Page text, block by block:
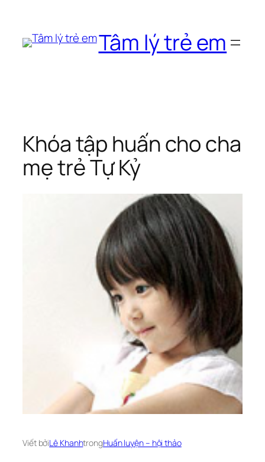
phần
Tâm lý trẻ em
Khóa tập huấn cho cha
mẹ trẻ Tự Kỷ
Viết bởiLê KhanhtrongHuấn luyện – hội thảo